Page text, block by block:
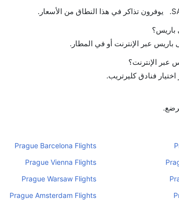
باريس؟
باريس عبر الإنترنت أو في المطار.
عبر الإنترنت؟
فنادق كليرتريب.
Prague Barcelona Flights
Prague Vienna Flights
Prague Warsaw Flights
Prague Amsterdam Flights